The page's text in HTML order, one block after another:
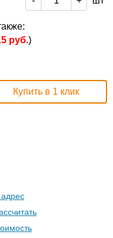
руб.)
Купить в 1 клик